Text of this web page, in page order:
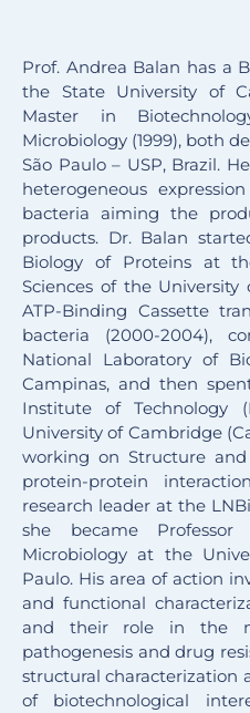
Prof. Andrea Balan has a
the State University of
Master in
Microbiology (1999), both
São Paulo – USP, Brazil.
heterogeneous
bacteria aiming the
products. Dr. Balan
Biology of Proteins at
Sciences of the
ATP-Binding Cassette
bacteria (2000-2004),
National Laboratory of
Campinas, and then
Institute of Technology
University of Cambridge
working on ​​Structure
protein-protein
research leader at the
she became
Microbiology at the
Paulo. His area of ​​action
and functional
and their role in the
pathogenesis and drug
structural characterization
of biotechnological